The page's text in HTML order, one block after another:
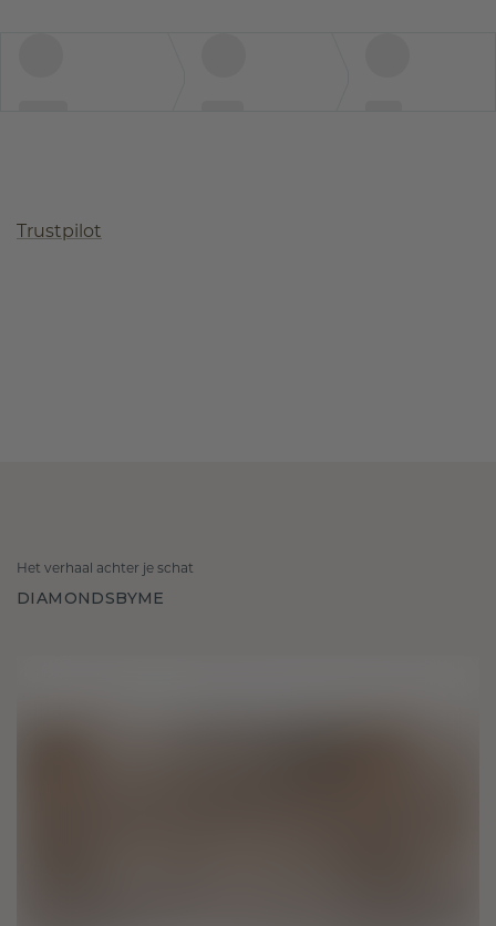
Trustpilot
Het verhaal achter je schat
DIAMONDSBYME